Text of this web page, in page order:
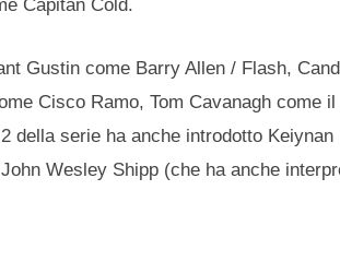
Gustin come Barry Allen / Flash,
Cisco Ramo, Tom Cavanagh come
della serie ha anche introdotto Keiynan
Wesley Shipp (che ha anche